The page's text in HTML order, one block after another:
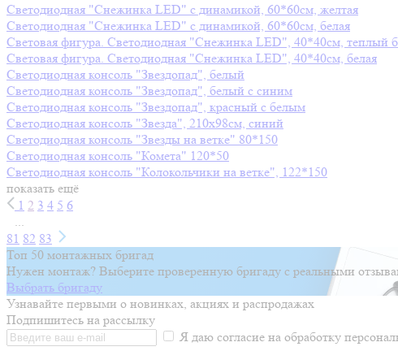
Светодиодная "Снежинка LED" с динамикой, 60*60см, желтая
Светодиодная "Снежинка LED" с динамикой, 60*60см, белая
Световая фигура. Светодиодная "Снежинка LED", 40*40см, теплый
Световая фигура. Светодиодная "Снежинка LED", 40*40см, белая
Светодиодная консоль "Звездопад", белый
Светодиодная консоль "Звездопад", белый с синим
Светодиодная консоль "Звездопад", красный с белым
Светодиодная консоль "Звезда", 210х98см, синий
Светодиодная консоль "Звезды на ветке" 80*150
Светодиодная консоль "Комета" 120*50
Светодиодная консоль "Колокольчики на ветке", 122*150
показать ещё
1 2 3 4 5 6
...
81 82 83
Топ 50 монтажных бригад
Нужен монтаж? Выберите проверенную бригаду с реальными
Выбрать бригаду
Узнавайте первыми о новинках, акциях и распродажах
Подпишитесь на рассылку
Я даю согласие на обработку